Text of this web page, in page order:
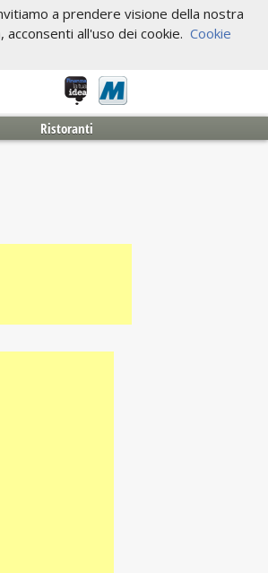
a prendere visione della nostra
all'uso dei cookie. Cookie
Ristoranti